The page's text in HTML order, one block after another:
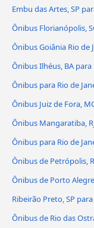
Embu das Artes, SP
Ônibus Florianópolis,
Ônibus Goiânia Rio de
Ônibus Ilhéus, BA para
Ônibus para Rio de
Ônibus Juiz de Fora,
Ônibus Mangaratiba,
Ônibus para Rio de
Ônibus de Petrópolis,
Ônibus de Porto
Ribeirão Preto, SP
Ônibus de Rio das